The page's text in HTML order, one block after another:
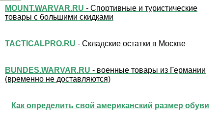
MOUNT.WARVAR.RU - Спортивные и туристические
товары с большими скидками
TACTICALPRO.RU - Складские остатки в Москве
BUNDES.WARVAR.RU - военные товары из Германии
(временно не доставляются)
Как определить свой американский размер обуви